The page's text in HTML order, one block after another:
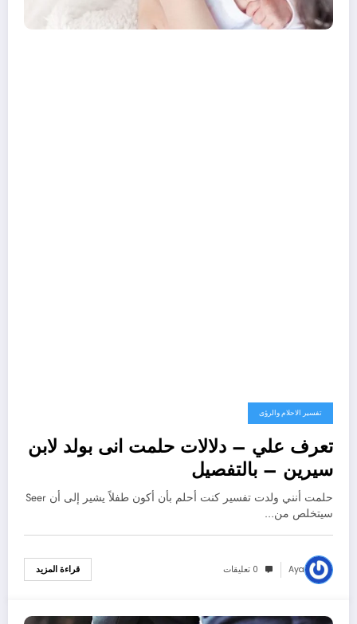
تفسير الاحلام والرؤى
تعرف علي – دلالات حلمت انى بولد لابن
سيرين – بالتفصيل
حلمت أنني ولدت تفسير كنت أحلم بأن أكون طفلاً يشير إلى أن Seer
سيتخلص من…
Aya 0 تعليقات قراءة المزيد